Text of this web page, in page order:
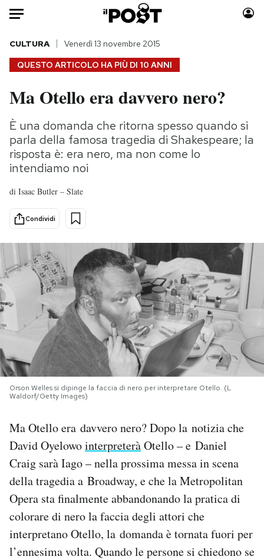
Auto
HOME
Italia
Politica
Tecnologia
Internet
Economia
Moda
Consumismi
Storie/Idee
PODCAST
NEWSLETTER
I MIEI PREFERITI
CALENDARIO
AREA PERSONALE
Newsletter
Notifiche mobile
Regala il Post
QUESTO ARTICOLO HA PIÙ DI 10 ANNI
CULTURA Venerdì 13 novembre 2015
Ma Otello era davvero nero?
È una domanda che ritorna spesso quando si
parla della famosa tragedia di Shakespeare; la
risposta è: era nero, ma non come lo
intendiamo noi
di Isaac Butler – Slate
Condividi
Orson Welles si dipinge la faccia di nero per interpretare Otello. (L
Waldorf/Getty Images)
Ma Otello era davvero nero? Dopo la notizia che
David OyelowointerpreteràOtello – e Daniel
Craig sarà Iago – nella prossima messa in scena
della tragedia a Broadway, e che la Metropolitan
Opera sta finalmente abbandonando la pratica di
colorare di nero la faccia degli attori che
interpretano Otello, la domanda è tornata fuori per
l’ennesima volta. Quando le persone si chiedono se